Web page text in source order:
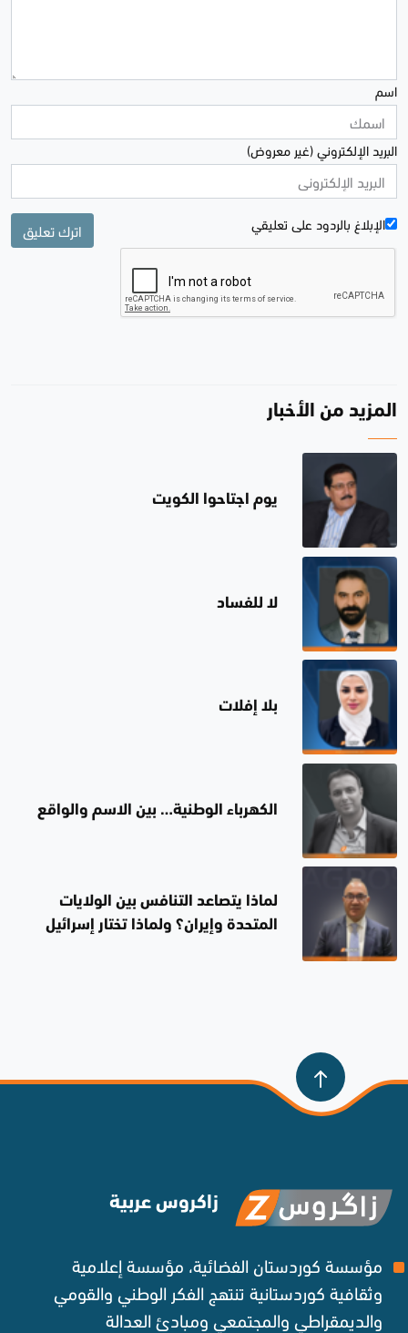
اسم
البريد الإلكتروني (غير معروض)
الإبلاغ بالردود علی تعليقي اترك تعليق
المزيد من الأخبار
يوم اجتاحوا الكويت
لا للفساد
بلا إفلات
الكهرباء الوطنية… بين الاسم والواقع
لماذا يتصاعد التنافس بين الولايات
المتحدة وإيران؟ ولماذا تختار إسرائيل
زاكروس عربية
مؤسسة كوردستان الفضائية، مؤسسة إعلامية
وثقافية كوردستانية تنتهج الفكر الوطني والقومي
والديمقراطي والمجتمعي ومبادئ العدالة ‌